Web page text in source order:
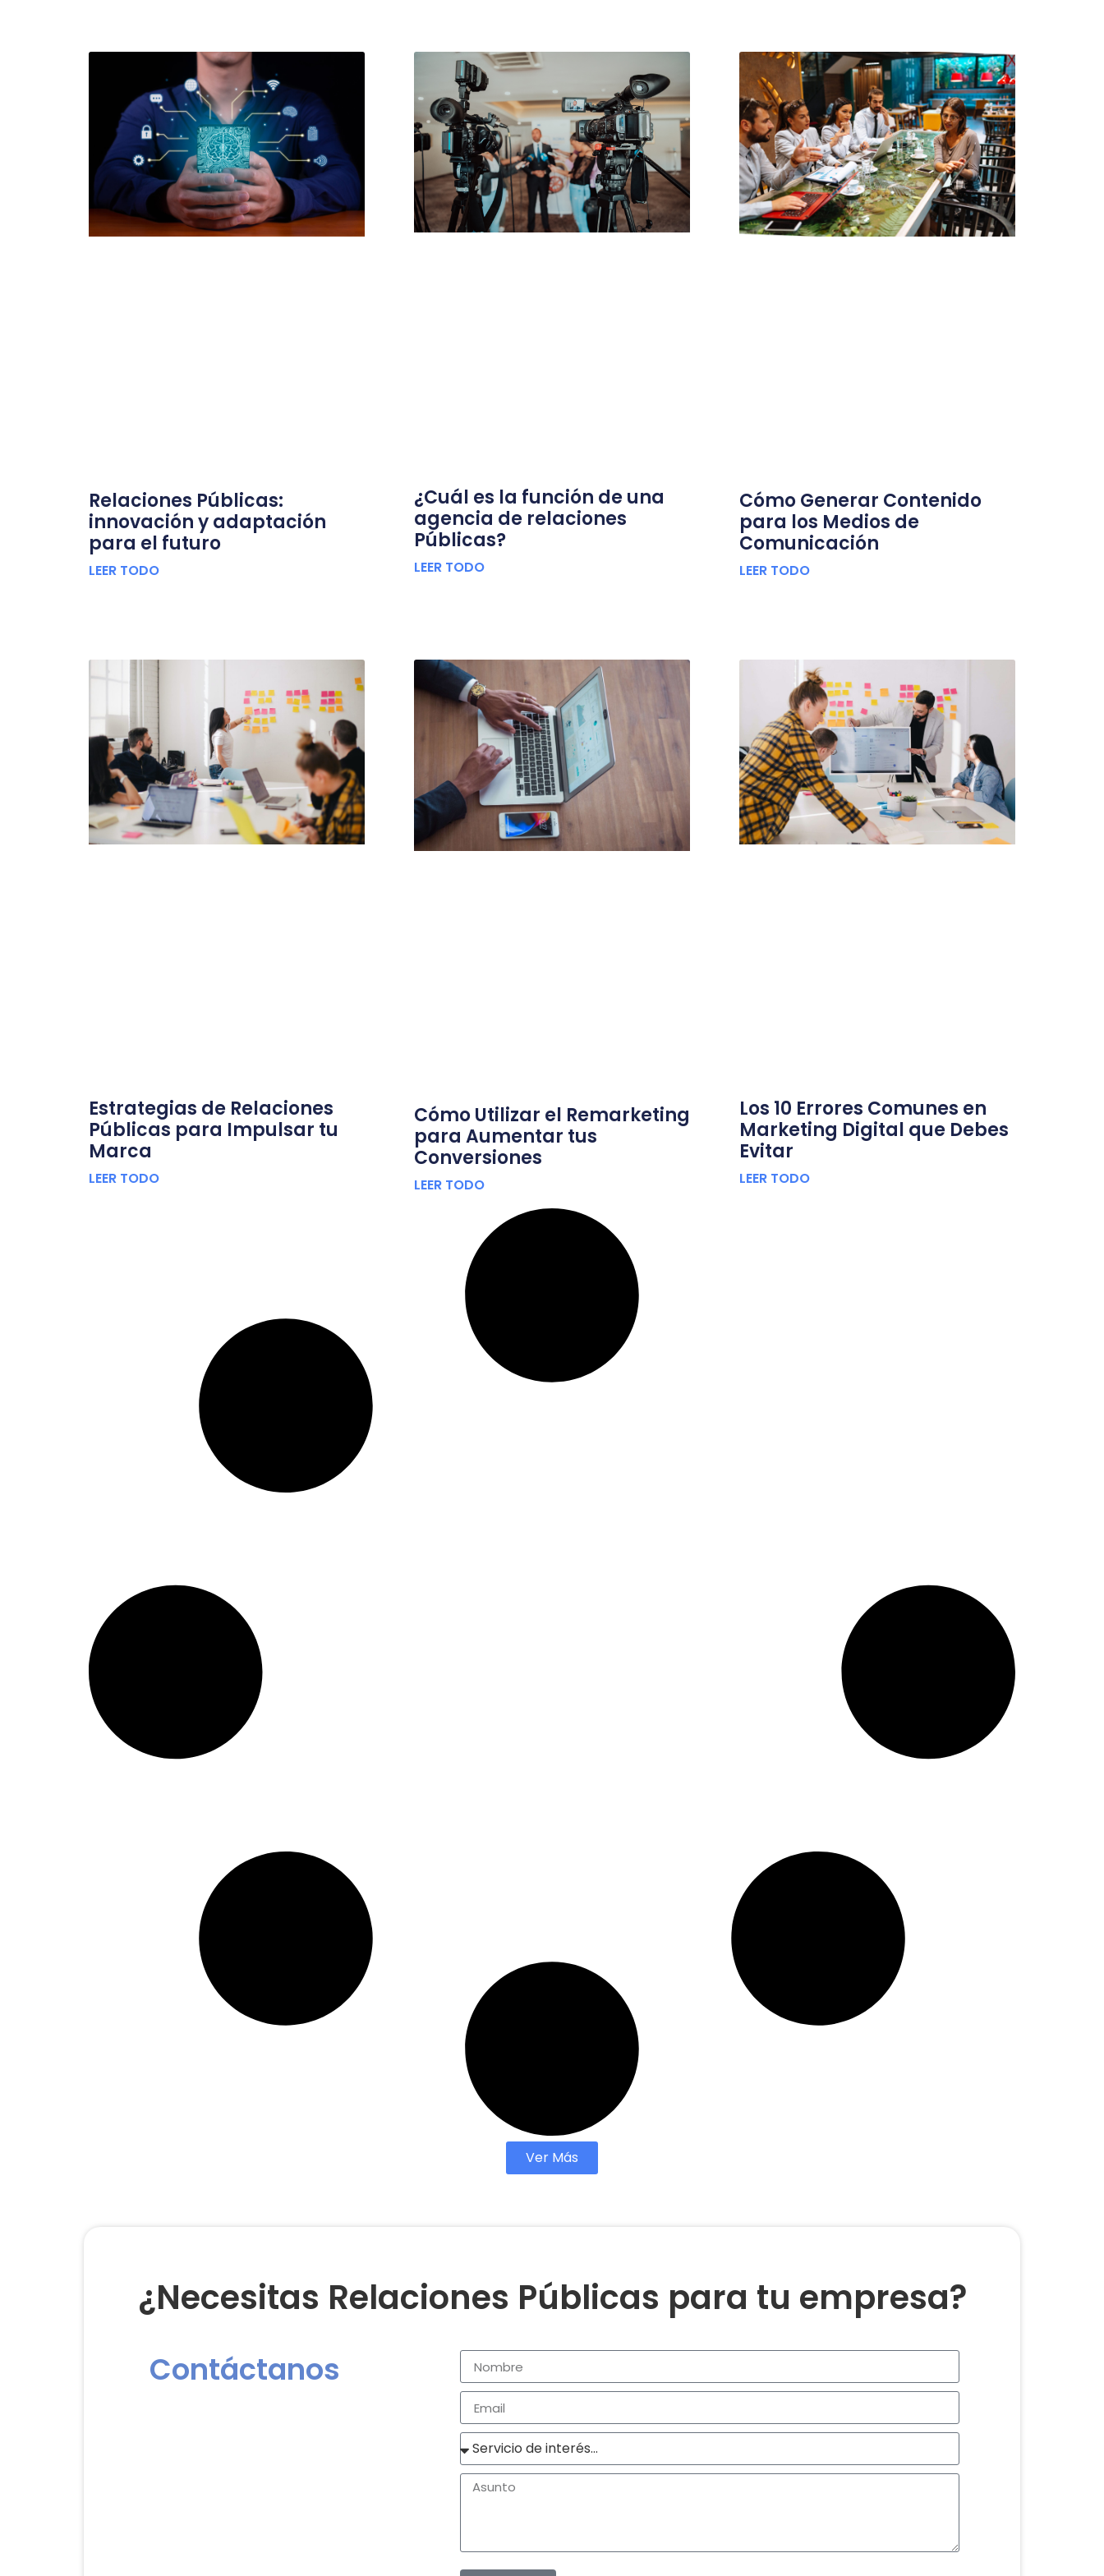
Relaciones Públicas:
innovación y adaptación
para el futuro
LEER TODO
¿Cuál es la función de una
agencia de relaciones
Públicas?
LEER TODO
Cómo Generar Contenido
para los Medios de
Comunicación
LEER TODO
Estrategias de Relaciones
Públicas para Impulsar tu
Marca
LEER TODO
Cómo Utilizar el Remarketing
para Aumentar tus
Conversiones
LEER TODO
Los 10 Errores Comunes en
Marketing Digital que Debes
Evitar
LEER TODO
Ver Más
¿Necesitas Relaciones Públicas para tu empresa?
Contáctanos